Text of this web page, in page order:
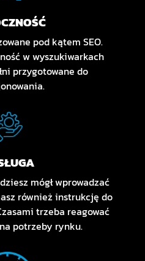
pod kątem SEO.
w wyszukiwarkach
przygotowane do
mógł wprowadzać
również instrukcję do
trzeba reagować
potrzeby rynku.